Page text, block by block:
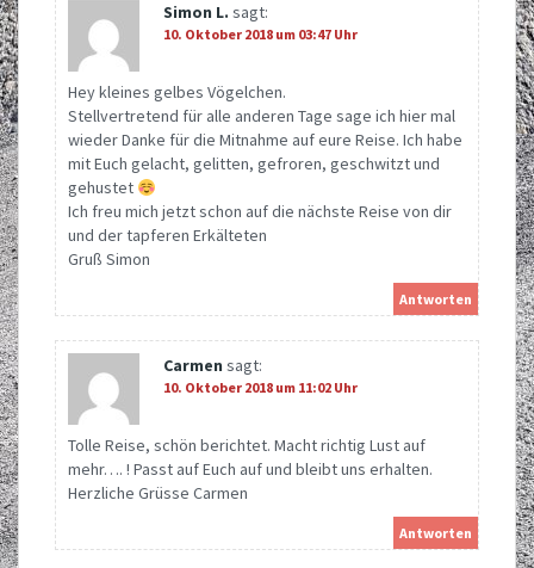
Simon L. sagt:
10. Oktober 2018 um 03:47 Uhr
Hey kleines gelbes Vögelchen.
Stellvertretend für alle anderen Tage sage ich hier mal
wieder Danke für die Mitnahme auf eure Reise. Ich habe
mit Euch gelacht, gelitten, gefroren, geschwitzt und
gehustet
Ich freu mich jetzt schon auf die nächste Reise von dir
und der tapferen Erkälteten
Gruß Simon
Antworten
Carmen sagt:
10. Oktober 2018 um 11:02 Uhr
Tolle Reise, schön berichtet. Macht richtig Lust auf
mehr…. ! Passt auf Euch auf und bleibt uns erhalten.
Herzliche Grüsse Carmen
Antworten